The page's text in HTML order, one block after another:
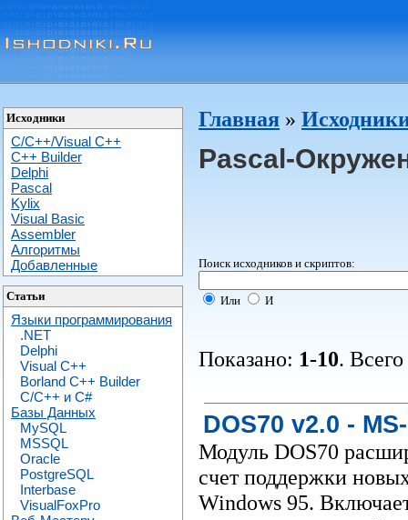
Исходники
C/C++/Visual C++
С++ Builder
Delphi
Pascal
Kylix
Visual Basic
Assembler
Алгоритмы
Добавленные
Статьи
Языки программирования
.NET
Delphi
Visual C++
Borland C++ Builder
C/С++ и C#
Базы Данных
MySQL
MSSQL
Oracle
PostgreSQL
Interbase
VisualFoxPro
Главная »
Pascal-
Поиск исходников и скриптов:
Или И
Показано: 1-10.
DOS70 v2.0 -
Модуль DOS70
счет поддержки
Windows 95.